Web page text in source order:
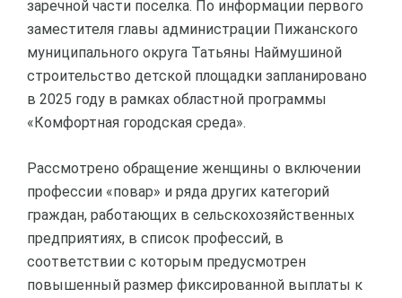
заречной части поселка. По информации первого
заместителя главы администрации Пижанского
муниципального округа Татьяны Наймушиной
строительство детской площадки запланировано
в 2025 году в рамках областной программы
«Комфортная городская среда».
Рассмотрено обращение женщины о включении
профессии «повар» и ряда других категорий
граждан, работающих в сельскохозяйственных
предприятиях, в список профессий, в
соответствии с которым предусмотрен
повышенный размер фиксированной выплаты к